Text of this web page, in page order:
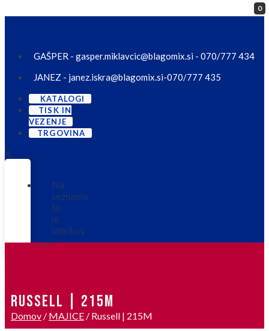
GAŠPER - gasper.miklavcic@blagomix.si - 070/777 434
JANEZ - janez.iskra@blagomix.si-070/777 435
KATALOGI
TISK IN
VEZENJE
TRGOVINA
0
X
Na
seznamu
še
ni
izdelkov
RUSSELL | 215M
Domov / MAJICE / Russell | 215M